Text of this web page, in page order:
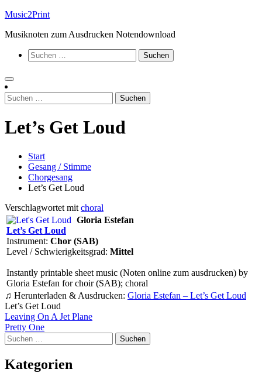
Zum
springen
Music2Print
Musiknoten zum Ausdrucken Notendownload
Suchen
nach:
Suchen
nach:
Let’s Get Loud
Start
Gesang / Stimme
Chorgesang
Let’s Get Loud
Verschlagwortet mit choral
Gloria Estefan
Let’s Get Loud
Instrument: Chor (SAB)
Level / Schwierigkeitsgrad: Mittel
Instantly printable sheet music (Noten online zum ausdrucken) by
Gloria Estefan for choir (SAB); choral
♫ Herunterladen & Ausdrucken: Gloria Estefan – Let’s Get Loud
Let’s Get Loud
Beitragsnavigation
Leaving On A Jet Plane
Pretty One
Suchen
nach:
Kategorien